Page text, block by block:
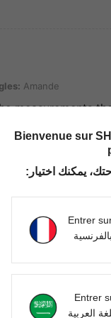
Amande
measurements
must buy
Bienvenue sur
يمكنك اختيار:
Entrer
Entrer
العربية